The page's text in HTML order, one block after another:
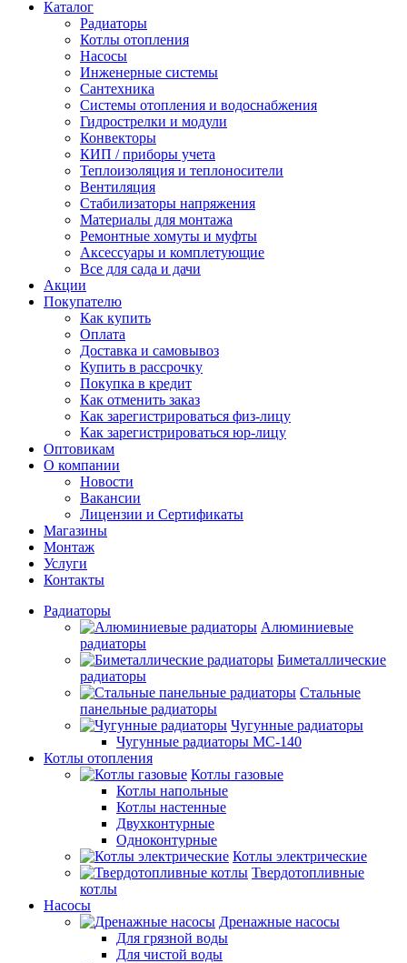
Каталог
Радиаторы
Котлы отопления
Насосы
Инженерные системы
Сантехника
Системы отопления и водоснабжения
Гидрострелки и модули
Конвекторы
КИП / приборы учета
Теплоизоляция и теплоносители
Вентиляция
Стабилизаторы напряжения
Материалы для монтажа
Ремонтные хомуты и муфты
Аксессуары и комплетующие
Все для сада и дачи
Акции
Покупателю
Как купить
Оплата
Доставка и самовывоз
Купить в рассрочку
Покупка в кредит
Как отменить заказ
Как зарегистрироваться физ-лицу
Как зарегистрироваться юр-лицу
Оптовикам
О компании
Новости
Вакансии
Лицензии и Сертификаты
Магазины
Монтаж
Услуги
Контакты
Радиаторы
Алюминиевые
радиаторы
Биметаллические
радиаторы
Стальные
панельные радиаторы
Чугунные радиаторы
Чугунные радиаторы МС-140
Котлы отопления
Котлы газовые
Котлы напольные
Котлы настенные
Двухконтурные
Одноконтурные
Котлы электрические
Твердотопливные
котлы
Насосы
Дренажные насосы
Для грязной воды
Для чистой воды